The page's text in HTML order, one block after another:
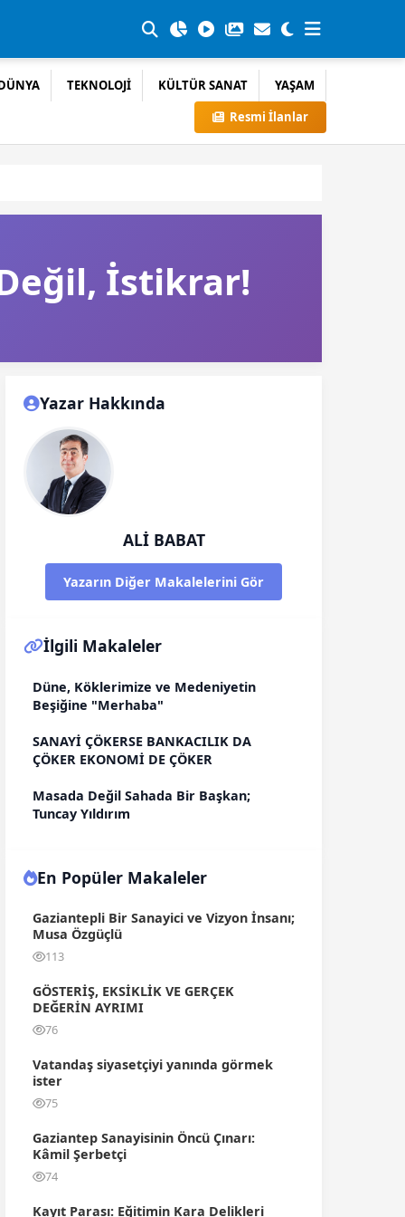
TEKNOLOJİ KÜLTÜR SANAT
YAŞAM
Resmi İlanlar
Değil, İstikrar!
Yazar Hakkında
ALİ BABAT
Yazarın Diğer Makalelerini Gör
İlgili Makaleler
Düne, Köklerimize ve Medeniyetin
Beşiğine "Merhaba"
SANAYİ ÇÖKERSE BANKACILIK DA
ÇÖKER EKONOMİ DE ÇÖKER
Masada Değil Sahada Bir Başkan;
Tuncay Yıldırım
En Popüler Makaleler
Gaziantepli Bir Sanayici ve Vizyon İnsanı;
Musa Özgüçlü
113
GÖSTERİŞ, EKSİKLİK VE GERÇEK
DEĞERİN AYRIMI
76
Vatandaş siyasetçiyi yanında görmek
ister
75
Gaziantep Sanayisinin Öncü Çınarı:
Kâmil Şerbetçi
74
Kayıt Parası: Eğitimin Kara Delikleri